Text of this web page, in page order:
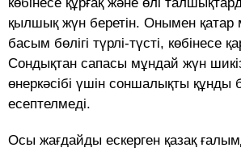
қылшық жүн беретін. Онымен қатар
басым бөлігі түрлі-түсті, көбінесе
Сондықтан сапасы мұндай жүн
өнеркәсібі үшін соншалықты құнды
есептелмеді.
Осы жағдайды ескерген қазақ